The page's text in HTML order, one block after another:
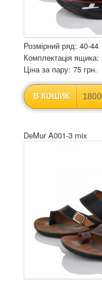
Розмірний ряд: 40-44
Комплектація ящика:
Ціна за пару: 75 грн.
В КОШИК
DeMur A001-3 mix